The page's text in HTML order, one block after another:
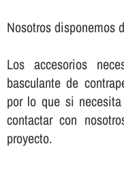
Nosotros disponemos
Los accesorios
basculante de
por lo que si
contactar con
proyecto.